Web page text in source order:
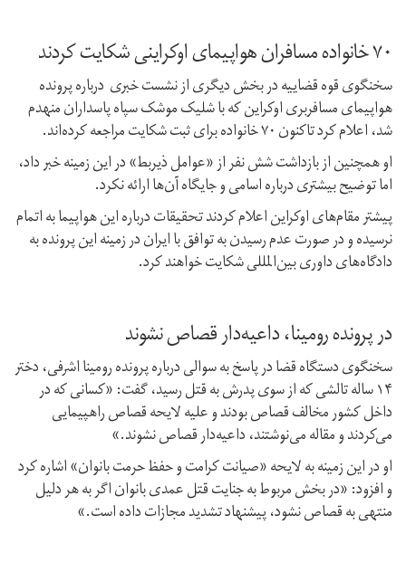
۷۰ خانواده مسافران هواپیمای اوکراینی شکایت کردند
سخنگوی قوه قضاییه در بخش دیگری از نشست خبری درباره پرونده
هواپیمای مسافربری اوکراین که با شلیک موشک سپاه پاسداران منهدم
شد، اعلام کرد تاکنون ۷۰ خانواده برای ثبت شکایت مراجعه کرده‌اند.
او همچنین از بازداشت شش نفر از «عوامل ذیربط» در این زمینه خبر داد،
اما توضیح بیشتری درباره اسامی و جایگاه آن‌ها ارائه نکرد.
پیشتر مقام‌های اوکراین اعلام کردند تحقیقات درباره این هواپیما به اتمام
نرسیده و در صورت عدم رسیدن به توافق با ایران در زمینه این پرونده به
دادگاه‌های داوری بین‌المللی شکایت خواهند کرد.
در پرونده رومینا،‌ داعیه‌دار قصاص نشوند
سخنگوی دستگاه قضا در پاسخ به سوالی درباره پرونده رومینا اشرفی، دختر
۱۴ ساله تالشی که از سوی پدرش به قتل رسید،‌ گفت: «کسانی که در
داخل کشور مخالف قصاص بودند و علیه لایحه قصاص راهپیمایی
می‌کردند و مقاله می‌نوشتند، داعیه‌دار قصاص نشوند.»
او در این زمینه به لایحه «صیانت کرامت و حفظ حرمت بانوان» اشاره کرد
و افزود: «در بخش مربوط به جنایت قتل عمدی بانوان اگر به هر دلیل
منتهی به قصاص نشود،‌ پیشنهاد تشدید مجازات داده است.»